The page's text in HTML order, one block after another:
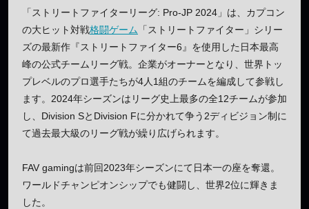
「ストリートファイターリーグ: Pro-JP 2024」は、カプコン
の大ヒット対戦格闘ゲーム
「ストリートファイター」シリー
ズの最新作『ストリートファイター6』を使用した日本最高
峰の公式チームリーグ戦。企業がオーナーとなり、世界トッ
プレベルのプロ選手たちが4人1組のチームを編成して参戦し
ます。2024年シーズンはリーグ史上最多の全12チームが参加
し、Division SとDivision Fに分かれて争う2ディビジョン制に
て過去最大級のリーグ戦が繰り広げられます。
FAV gamingは前回2023年シーズンにて日本一の座を奪還。
ワールドチャンピオンシップでも健闘し、世界2位に輝きま
した。